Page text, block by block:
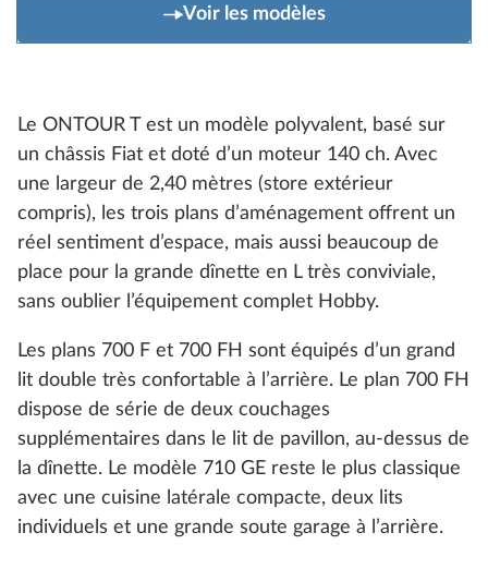
Voir les modèles
Le ONTOUR T est un modèle polyvalent, basé sur
un châssis Fiat et doté d’un moteur 140 ch. Avec
une largeur de 2,40 mètres (store extérieur
compris), les trois plans d’aménagement offrent un
réel sentiment d’espace, mais aussi beaucoup de
place pour la grande dînette en L très conviviale,
sans oublier l’équipement complet Hobby.
Les plans 700 F et 700 FH sont équipés d’un grand
lit double très confortable à l’arrière. Le plan 700 FH
dispose de série de deux couchages
supplémentaires dans le lit de pavillon, au-dessus de
la dînette. Le modèle 710 GE reste le plus classique
avec une cuisine latérale compacte, deux lits
individuels et une grande soute garage à l’arrière.